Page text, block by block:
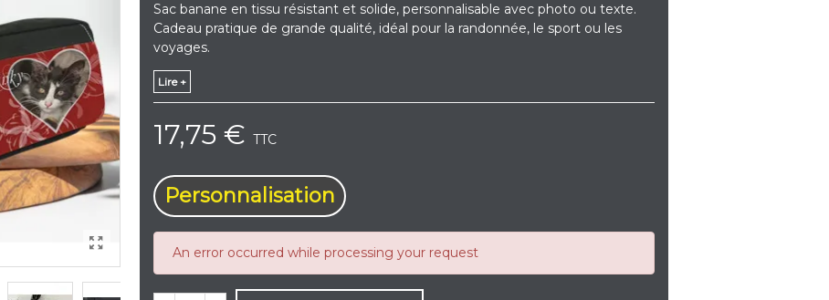
Sac banane en tissu résistant et solide, personnalisable avec photo ou texte.
Cadeau pratique de grande qualité, idéal pour la randonnée, le sport ou les
voyages.
Lire +
17,75 € TTC
Personnalisation
An error occurred while processing your request